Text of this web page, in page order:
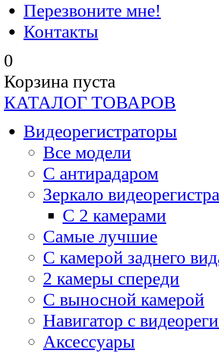
Перезвоните мне!
Контакты
0
Корзина пуста
КАТАЛОГ ТОВАРОВ
Видеорегистраторы
Все модели
C антирадаром
Зеркало
С 2 камерами
Самые лучшие
С камерой заднего
2 камеры спереди
С выносной камерой
Навигатор с
Аксессуары